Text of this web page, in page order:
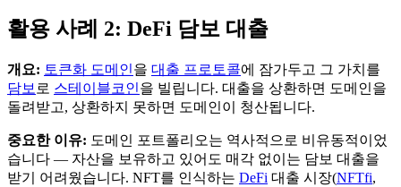
활용 사례 2: DeFi 담보 대출
개요: 토큰화 도메인을 대출 프로토콜에 잠가두고 그 가치를
담보 로 스테이블코인을 빌립니다. 대출을 상환하면 도메인을
돌려받고, 상환하지 못하면 도메인이 청산됩니다.
중요한 이유: 도메인 포트폴리오는 역사적으로 비유동적이었
습니다 — 자산을 보유하고 있어도 매각 없이는 담보 대출을
받기 어려웠습니다. NFT를 인식하는 DeFi 대출 시장(NFTfi,